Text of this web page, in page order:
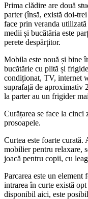
Prima clădire are două
parter (însă, există doi-
face prin veranda
medii și bucătăria este
perete despărțitor.
Mobila este nouă și bine
bucătărie cu plită și
condiționat, TV, internet
suprafață de aproximativ
la parter au un frigider
Curățarea se face la cinci
prosoapele.
Curtea este foarte
mobilier pentru relaxare,
joacă pentru copii, cu
Parcarea este un
intrarea în curte există
disponibil aici, este